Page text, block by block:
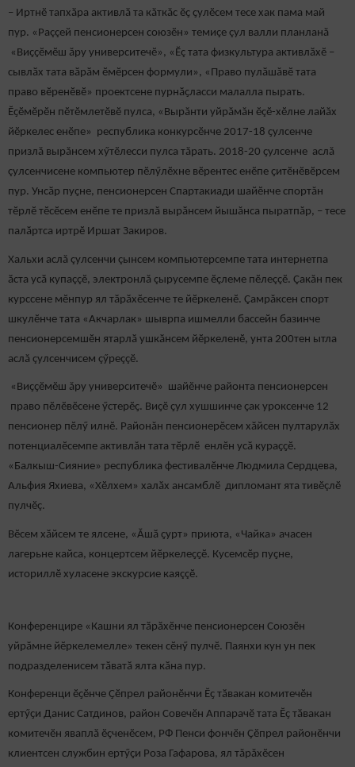
– Иртнӗ тапхӑра активлӑ та кăткăс ӗҫ ҫулӗсем тесе хак пама май
пур. «Раççей пенсионерсен союзӗн» темиçе çул валли планланă
«Виҫҫӗмӗш ăру университечӗ», «Ӗç тата физкультура активлӑхӗ –
сывлӑх тата вӑрӑм ӗмӗрсен формули», «Право пулӑшăвӗ тата
право вӗренӗвӗ» проектсене пурнӑҫласси малалла пырать.
Ӗҫӗмӗрӗн пӗтӗмлетӗвӗ пулса, «Вырăнти уйрăмăн ӗçӗ-хӗлне лайăх
йӗркелес енӗпе» республика конкурсӗнче 2017-18 ҫулсенче
призлă вырăнсем хӳтӗлесси пулса тăрать. 2018-20 ҫулсенче аслă
çулсенчисене компьютер пӗлӳлӗхне вӗрентес енӗпе ҫитӗнӗвӗрсем
пур. Унсӑр пуҫне, пенсионерсен Спартакиади шайӗнче спортăн
тӗрлӗ тӗсӗсем енӗпе те призлă вырӑнсем йышăнса пыратпăр, – тесе
палӑртса иртрӗ Иршат Закиров.
Хальхи аслă çулсенчи çынсем компьютерсемпе тата интернетпа
ӑста усӑ купаççӗ, электронлă çырусемпе ӗçлеме пӗлеççӗ. Çакăн пек
курссене мӗнпур ял тӑрӑхӗсенче те йӗркеленӗ. Çамрăксен спорт
шкулӗнче тата «Акчарлак» шыврпа ишмелли бассейн базинче
пенсионерсемшӗн ятарлӑ ушкӑнсем йӗркеленӗ, унта 200тен ытла
аслă çулсенчисем çӳреççӗ.
«Виҫҫӗмӗш ăру университечӗ» шайӗнче районта пенсионерсен
право пӗлӗвӗсене ӳстерӗҫ. Виҫӗ ҫул хушшинче ҫак уроксенче 12
пенсионер пӗлӳ илнӗ. Районăн пенсионерӗсем хӑйсен пултарулӑх
потенциалӗсемпе активлăн тата тӗрлӗ енлӗн усӑ кураҫҫӗ.
«Балкыш-Сияние» республика фестивалӗнче Людмила Сердцева,
Альфия Яхиева, «Хӗлхем» халӑх ансамблӗ дипломант ята тивӗçлӗ
пулчӗç.
Вӗсем хӑйсем те ялсене, «Ӑшӑ ҫурт» приюта, «Чайка» ачасен
лагерьне кайса, концертсем йӗркелеҫҫӗ. Кусемсӗр пуҫне,
историллӗ хуласене экскурсие каяççӗ.
Конференцире «Кашни ял тӑрӑхӗнче пенсионерсен Союзӗн
уйрӑмне йӗркелемелле» текен сӗнӳ пулчӗ. Паянхи кун ун пек
подразделенисем тӑватӑ ялта кӑна пур.
Конференци ӗҫӗнче Ҫӗпрел районӗнчи Ӗҫ тӑвакан комитечӗн
ертӳҫи Данис Сатдинов, район Совечӗн Аппарачӗ тата Ӗҫ тӑвакан
комитечӗн яваплӑ ӗҫченӗсем, РФ Пенси фончӗн Ҫӗпрел районӗнчи
клиентсен службин ертӳҫи Роза Гафарова, ял тăрăхӗсен